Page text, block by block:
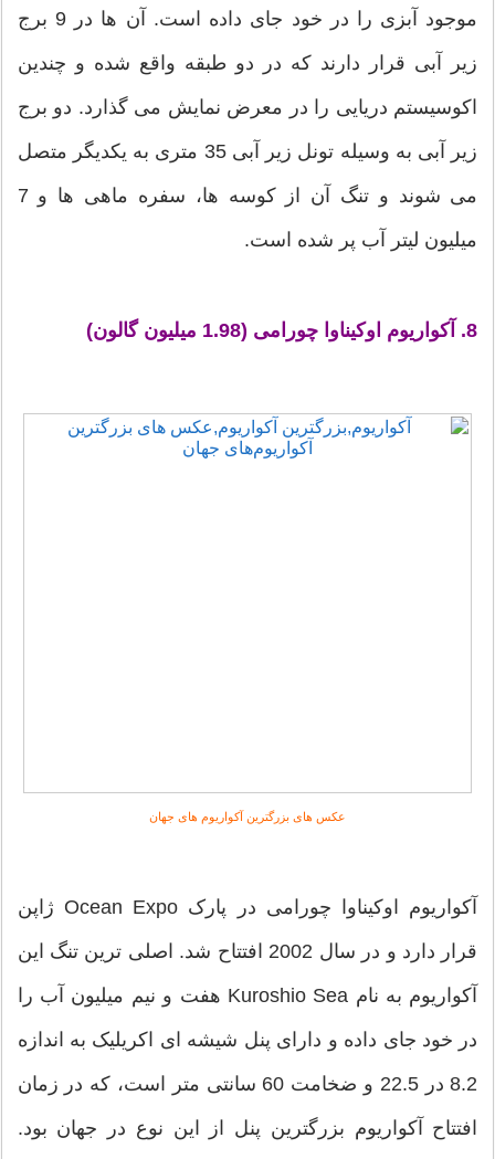
موجود آبزی را در خود جای داده است. آن ها در 9 برج
زیر آبی قرار دارند که در دو طبقه واقع شده و چندین
اکوسیستم دریایی را در معرض نمایش می گذارد. دو برج
زیر آبی به وسیله تونل زیر آبی 35 متری به یکدیگر متصل
می شوند و تنگ آن از کوسه ها، سفره ماهی ها و 7
میلیون لیتر آب پر شده است.
8. آکواریوم اوکیناوا چورامی (1.98 میلیون گالون)
عکس های بزرگترین آکواریوم های جهان
آکواریوم اوکیناوا چورامی در پارک Ocean Expo ژاپن
قرار دارد و در سال 2002 افتتاح شد. اصلی ترین تنگ این
آکواریوم به نام Kuroshio Sea هفت و نیم میلیون آب را
در خود جای داده و دارای پنل شیشه ای اکریلیک به اندازه
8.2 در 22.5 و ضخامت 60 سانتی متر است، که در زمان
افتتاح آکواریوم بزرگترین پنل از این نوع در جهان بود.